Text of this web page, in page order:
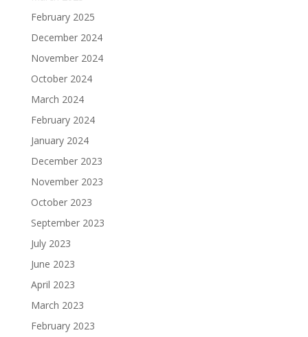
February 2025
December 2024
November 2024
October 2024
March 2024
February 2024
January 2024
December 2023
November 2023
October 2023
September 2023
July 2023
June 2023
April 2023
March 2023
February 2023